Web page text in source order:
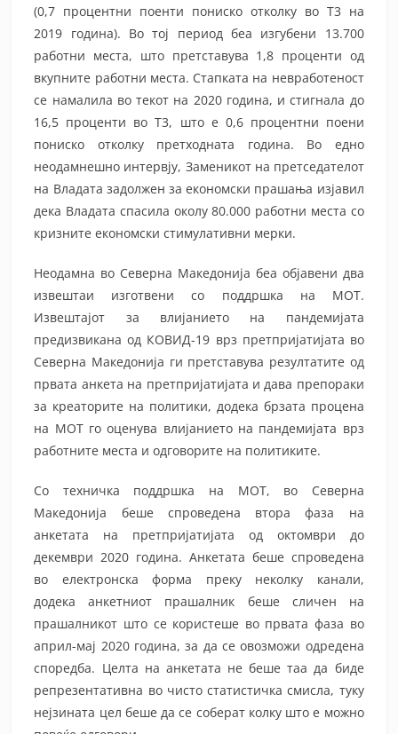
(0,7 процентни поенти пониско отколку во Т3 на
2019 година). Во тој период беа изгубени 13.700
работни места, што претставува 1,8 проценти од
вкупните работни места. Стапката на невработеност
се намалила во текот на 2020 година, и стигнала до
16,5 проценти во Т3, што е 0,6 процентни поени
пониско отколку претходната година. Во едно
неодамнешно интервју, Заменикот на претседателот
на Владата задолжен за економски прашања изјавил
дека Владата спасила околу 80.000 работни места со
кризните економски стимулативни мерки.
Неодамна во Северна Македонија беа објавени два
извештаи изготвени со поддршка на МОТ.
Извештајот за влијанието на пандемијата
предизвикана од КОВИД-19 врз претпријатијата во
Северна Македонија ги претставува резултатите од
првата анкета на претпријатијата и дава препораки
за креаторите на политики, додека брзата процена
на МОТ го оценува влијанието на пандемијата врз
работните места и одговорите на политиките.
Со техничка поддршка на МОТ, во Северна
Македонија беше спроведена втора фаза на
анкетата на претпријатијата од октомври до
декември 2020 година. Анкетата беше спроведена
во електронска форма преку неколку канали,
додека анкетниот прашалник беше сличен на
прашалникот што се користеше во првата фаза во
април-мај 2020 година, за да се овозможи одредена
споредба. Целта на анкетата не беше таа да биде
репрезентативна во чисто статистичка смисла, туку
нејзината цел беше да се соберат колку што е можно